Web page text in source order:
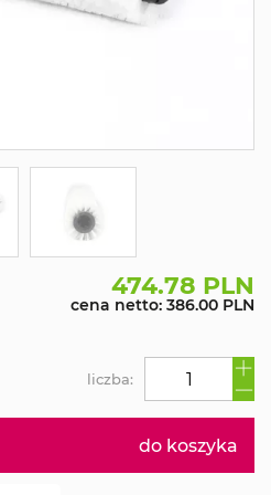
474.78 PLN
cena netto: 386.00 PLN
do koszyka
liczba: